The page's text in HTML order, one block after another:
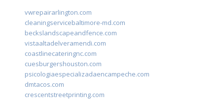
vwrepairarlington.com
cleaningservicebaltimore-md.com
beckslandscapeandfence.com
vistaaltadelveramendi.com
coastlinecateringnc.com
cuesburgershouston.com
psicologiaespecializadaencampeche.com
dmtacos.com
crescentstreetprinting.com